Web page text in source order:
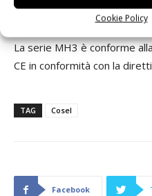
Cookie Policy
di 7 grammi.
La serie MH3 è conforme
CE in conformità con la
TAG Cosel
Facebook